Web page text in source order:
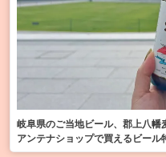
岐阜県のご当地ビール、郡上八幡
アンテナショップで買えるビール